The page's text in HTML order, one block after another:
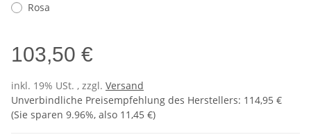
Rosa
103,50 €
inkl. 19% USt. , zzgl. Versand
Unverbindliche Preisempfehlung des Herstellers: 114,95 €
(Sie sparen 9.96%, also 11,45 €)